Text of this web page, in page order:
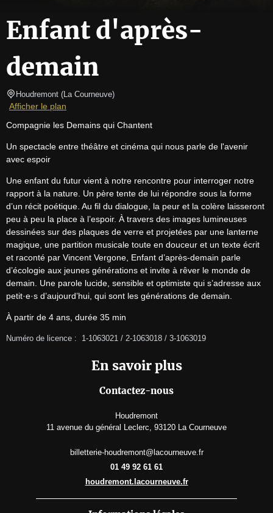
Enfant d'après-
demain
Houdremont (La Courneuve)
Afficher le plan
Compagnie les Demains qui Chantent
Un spectacle entre théâtre et cinéma qui nous parle de l'avenir
avec espoir
Une enfant du futur vient à notre rencontre pour interroger notre
rapport à la nature. Un père tente de lui répondre sous la forme
d’un récit poétique. Au fil du dialogue, la peur et la colère laisseront
peu à peu la place à l’espoir. À travers des images lumineuses
dessinées sur des plaques de verre et projetées par une lanterne
magique, une partition musicale toute en douceur et un texte écrit
et raconté par Vincent Vergone, Enfant d’après-demain parle
d’écologie aux jeunes générations et invite à rêver le monde de
demain. Une parole lucide, sensible et optimiste qui s’adresse aux
petit·e·s d’aujourd’hui, qui sont les générations de demain.
À partir de 4 ans, durée 35 min
Numéro de licence :  1-1063021 / 2-1063018 / 3-1063019
En savoir plus
Contactez-nous
Houdremont
11 avenue du général Leclerc, 93120 La Courneuve
billetterie-houdremont@lacourneuve.fr
01 49 92 61 61
houdremont.lacourneuve.fr